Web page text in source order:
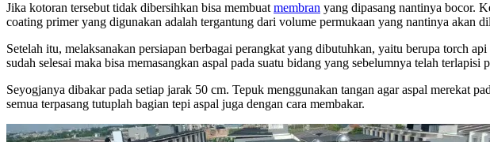
Jika kotoran tersebut tidak dibersihkan bisa membuat membran yang dipasang nantinya bocor.
coating primer yang digunakan adalah tergantung dari volume permukaan yang nantinya akan
Setelah itu, melaksanakan persiapan berbagai perangkat yang dibutuhkan, yaitu berupa torch
sudah selesai maka bisa memasangkan aspal pada suatu bidang yang sebelumnya telah
Seyogjanya dibakar pada setiap jarak 50 cm. Tepuk menggunakan tangan agar aspal merekat
semua terpasang tutuplah bagian tepi aspal juga dengan cara membakar.